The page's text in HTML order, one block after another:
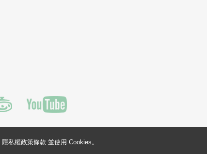
隱私權政策條款 並使用 Cookies。